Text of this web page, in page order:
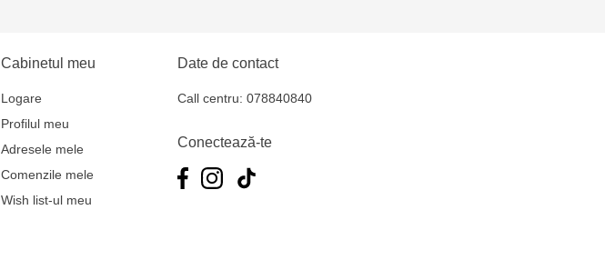
Jucarenia Ciocana - bd.Mircea cel
Testemițanu
Multistore Soroca - bd. Ștefan cel
Cabinetul meu
Logare
Profilul meu
Adresele mele
Comenzile mele
Wish list-ul meu
Date de contact
Call centru: 078840840
Conectează-te